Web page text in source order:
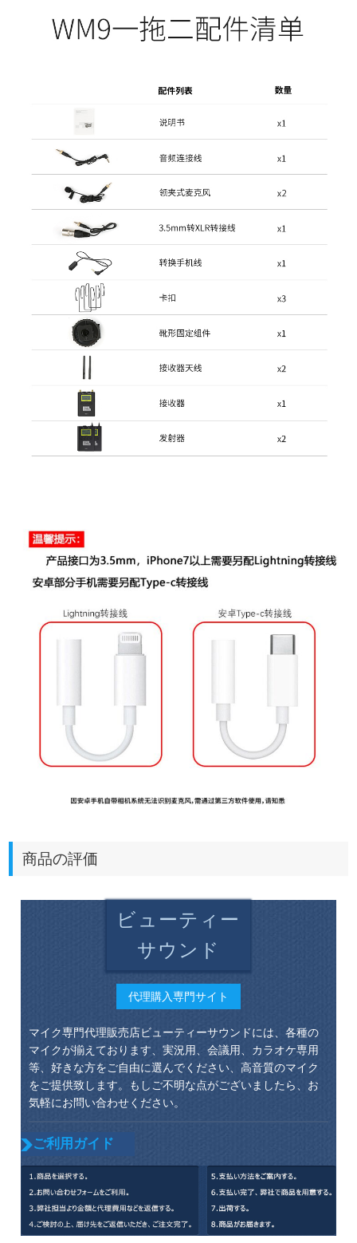
商品の評価
ビューティー
サウンド
代理購入専門サイト
マイク専門代理販売店ビューティーサウンドには、各種の
マイクが揃えております、実況用、会議用、カラオケ専用
等、好きな方をご自由に選んでください、高音質のマイク
をご提供致します。もしご不明な点がございましたら、お
気軽にお問い合わせください。
ご利用ガイド